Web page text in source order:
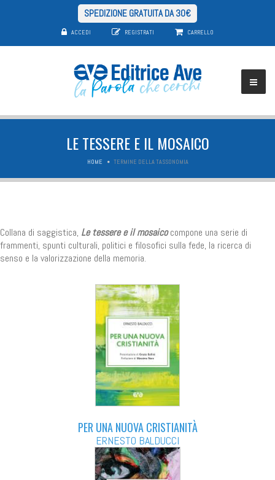
SPEDIZIONE GRATUITA DA 30€
ACCEDI REGISTRATI CARRELLO
LE TESSERE E IL MOSAICO
HOME TERMINE DELLA TASSONOMIA
Collana di saggistica, Le tessere e il mosaicocompone una serie di
frammenti, spunti culturali, politici e filosofici sulla fede, la ricerca di
senso e la valorizzazione della memoria.
PER UNA NUOVA CRISTIANITÀ
ERNESTO BALDUCCI